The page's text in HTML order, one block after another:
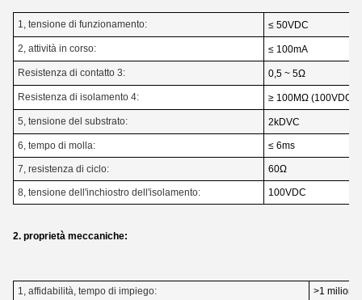
1, tensione di funzionamento: ≤ 50VDC
2, attività in corso: ≤ 100mA
Resistenza di contatto 3: 0,5 ~ 5Ω
Resistenza di isolamento 4: ≥ 100MΩ (100VDC)
5, tensione del substrato: 2kDVC
6, tempo di molla: ≤ 6ms
7, resistenza di ciclo: 60Ω
8, tensione dell'inchiostro dell'isolamento: 100VDC
2. proprietà meccaniche:
1, affidabilità, tempo di impiego:
>1 milione